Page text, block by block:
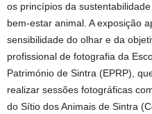
os princípios da
bem-estar animal. A exposição
sensibilidade do olhar e da
profissional de fotografia da
Património de Sintra (EPRP),
realizar sessões fotográficas
do Sítio dos Animais de Sintra